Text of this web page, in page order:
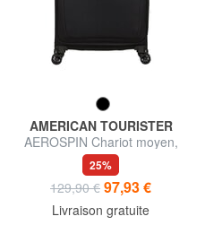
AMERICAN TOURISTER
AEROSPIN Chariot moyen,
extensible
25%
129,90 € 97,93 €
Livraison gratuite